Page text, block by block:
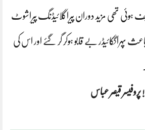
ہوئی تھی مزید دوران پیراگلائیڈنگ پیراشوٹ
پہراگکائیڈر بے قابو ہوکر گر گئے اور اس کی
پروفیسر قیصر عباس